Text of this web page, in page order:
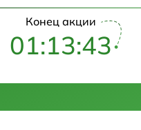
Конец акции
01:13:42